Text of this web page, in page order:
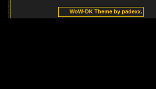
WoW-DK Theme by padexx.